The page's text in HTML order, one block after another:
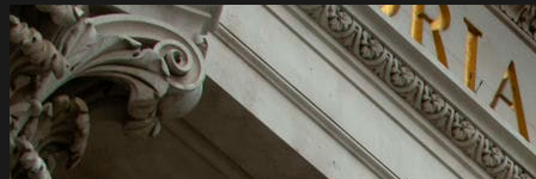
Услуги для России
Налоговое консультирование и
подготовка персональной налоговой
отчетности для частных лиц
Консультирование по вопросам
структурирования активов
Консультирование по вопросам